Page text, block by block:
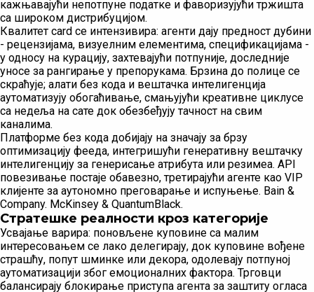
кажњавајући непотпуне податке и фаворизујући тржишта
са широком дистрибуцијом.
Квалитет card се интензивира: агенти дају предност дубини
- рецензијама, визуелним елементима, спецификацијама -
у односу на курацију, захтевајући потпуније, доследније
уносе за рангирање у препорукама. Брзина до полице се
скраћује; алати без кода и вештачка интелигенција
аутоматизују обогаћивање, смањујући креативне циклусе
са недеља на сате док обезбеђују тачност на свим
каналима.
Платформе без кода добијају на значају за брзу
оптимизацију фееда, интегришући генеративну вештачку
интелигенцију за генерисање атрибута или резимеа. API
повезивање постаје обавезно, третирајући агенте као VIP
клијенте за аутономно преговарање и испуњење. Bain &
Company. McKinsey & QuantumBlack.
Стратешке реалности кроз категорије
Усвајање варира: поновљене куповине са малим
интересовањем се лако делегирају, док куповине вођене
страшћу, попут шминке или декора, одолевају потпуној
аутоматизацији због емоционалних фактора. Трговци
балансирају блокирање приступа агента за заштиту огласа